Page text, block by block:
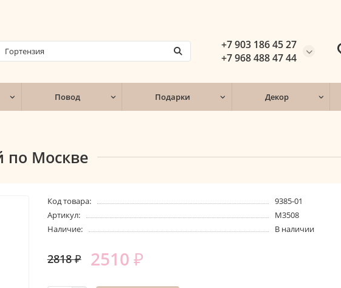
+7 903 186 45 27
+7 968 488 47 44
Повод Подарки Декор
по Москве
Код товара:
9385-01
Артикул:
M3508
Наличие:
В наличии
2818 ₽ 2510 ₽